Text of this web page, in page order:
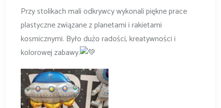
Przy stolikach mali odkrywcy wykonali piękne prace
plastyczne związane z planetami i rakietami
kosmicznymi. Było dużo radości, kreatywności i
kolorowej zabawy.